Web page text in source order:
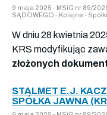
9 maja 2025 - MSiG nr 89/
SĄDOWEGO - Kolejne -
W dniu 28 kwietnia
KRS modyfikując
złożonych
STALMET E.J.
SPÓŁKA JAWNA